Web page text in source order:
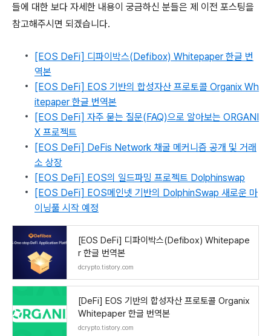
들에 대한 보다 자세한 내용이 궁금하신 분들은 제 이전 포스팅을
참고해주시면 되겠습니다.
[EOS DeFi] 디파이박스(Defibox) Whitepaper 한글 번
역본
[EOS DeFi] EOS 기반의 합성자산 프로토콜 Organix Wh
itepaper 한글 번역본
[EOS DeFi] 자주 묻는 질문(FAQ)으로 알아보는 ORGANI
X 프로젝트
[EOS DeFi] DeFis Network 채굴 메커니즘 공개 및 거래
소 상장
[EOS DeFi] EOS의 일드파밍 프로젝트 Dolphinswap
[EOS DeFi] EOS메인넷 기반의 DolphinSwap 새로운 마
이닝풀 시작 예정
[EOS DeFi] 디파이박스(Defibox) Whitepape
r 한글 번역본
dcrypto.tistory.com
[DeFi] EOS 기반의 합성자산 프로토콜 Organix
Whitepaper 한글 번역본
dcrypto.tistory.com